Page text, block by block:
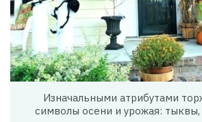
Изначальными атрибутами
символы осени и урожая: